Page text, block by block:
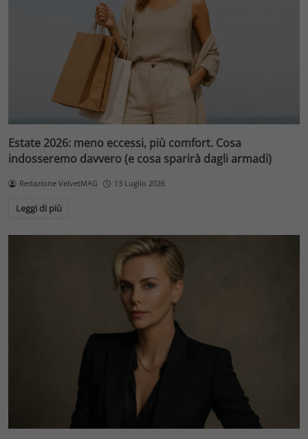
Estate 2026: meno eccessi, più comfort. Cosa
indosseremo davvero (e cosa sparirà dagli armadi)
Redazione VelvetMAG 13 Luglio 2026
Leggi di più